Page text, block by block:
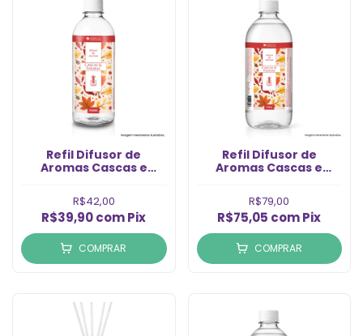
Refil Difusor de
Aromas Cascas e
R$42,00
R$39,90comPix
COMPRAR
Refil Difusor de
Aromas Cascas e
R$79,00
R$75,05 comPix
COMPRAR